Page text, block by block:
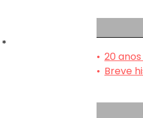
*
• 20 anos
• Breve